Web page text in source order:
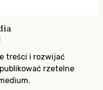
treści i rozwijać
rzetelne